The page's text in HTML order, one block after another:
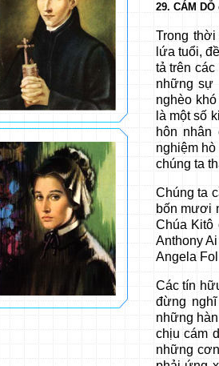
29. CÁM DỖ
Trong
lứa tuổi,
tả trên
những sự
nghèo
là một số
hôn
nghiệm
chúng ta
Chúng ta
bốn mươi
Chúa Kitô
Anthony
Angela
Các tín
đừng
những
chịu cám
những